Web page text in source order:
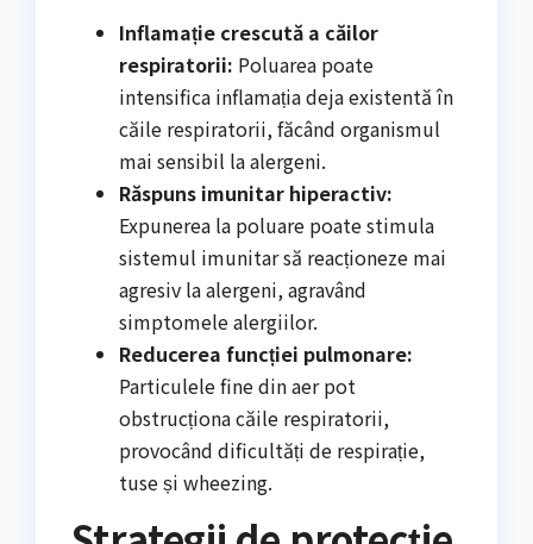
Inflamație crescută a căilor
respiratorii: Poluarea poate
intensifica inflamația deja existentă în
căile respiratorii, făcând organismul
mai sensibil la alergeni.
Răspuns imunitar hiperactiv:
Expunerea la poluare poate stimula
sistemul imunitar să reacționeze mai
agresiv la alergeni, agravând
simptomele alergiilor.
Reducerea funcției pulmonare:
Particulele fine din aer pot
obstrucționa căile respiratorii,
provocând dificultăți de respirație,
tuse și wheezing.